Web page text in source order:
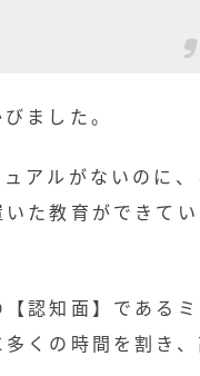
ました。
アルがないのに
た教育ができて
認知面】である
くの時間を割き